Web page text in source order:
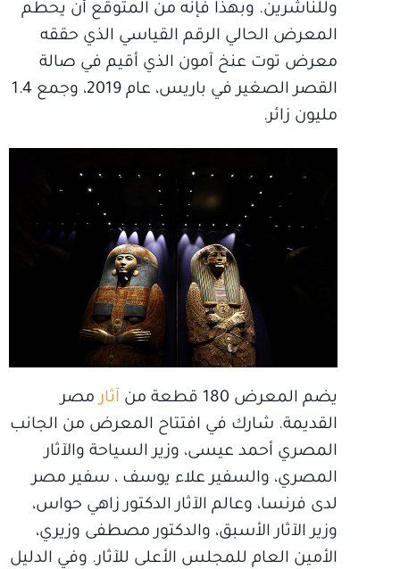
وللناشرين. وبهذا فإنه من المتوقع أن يحطم
المعرض الحالي الرقم القياسي الذي حققه
معرض توت عنخ آمون الذي أقيم في صالة
القصر الصغير في باريس، عام 2019، وجمع 1.4
مليون زائر.
يضم المعرض 180 قطعة من آثار مصر
القديمة. شارك في افتتاح المعرض من الجانب
المصري أحمد عيسى، وزير السياحة والآثار
المصري، والسفير علاء يوسف ، سفير مصر
لدى فرنسا، وعالم الآثار الدكتور زاهي حواس،
وزير الآثار الأسبق، والدكتور مصطفى وزيري،
الأمين العام للمجلس الأعلى للآثار. وفي الدليل